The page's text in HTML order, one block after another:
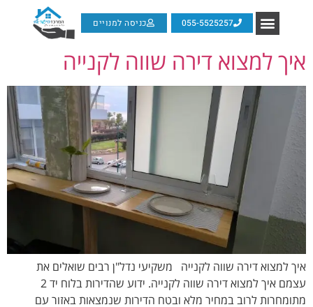
055-5525257 כניסה למנויים
איך למצוא דירה שווה לקנייה
איך למצוא דירה שווה לקנייה משקיעי נדל"ן רבים שואלים את
עצמם איך למצוא דירה שווה לקנייה. ידוע שהדירות בלוח יד 2
מתומחרות לרוב במחיר מלא ובטח הדירות שנמצאות באזור עם